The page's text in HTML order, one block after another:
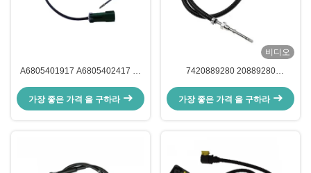
A6805401917 A6805402417 화
서
가장 좋은 가격 을 구하라
비디오
7420889280 20889280
가장 좋은 가격 을 구하라